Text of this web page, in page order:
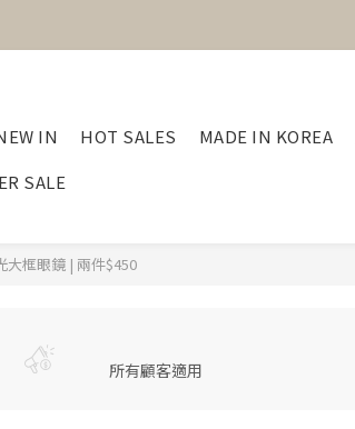
IN HOT SALES MADE IN KOREA
SALE
大框眼鏡 | 兩件$450
所有顧客適用